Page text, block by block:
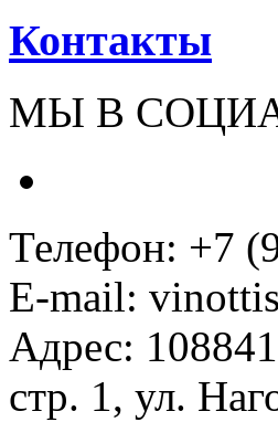
Контакты
МЫ В
Телефон: +7
E-mail:
Адрес:
стр. 1, ул.